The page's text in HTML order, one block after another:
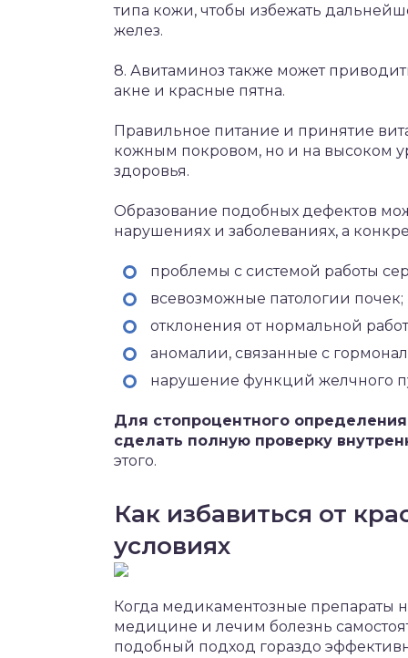
типа кожи, чтобы избежать
желез.
8. Авитаминоз также может
акне и красные пятна.
Правильное питание и принятие
кожным покровом, но и на высоком
здоровья.
Образование подобных дефектов
нарушениях и заболеваниях, а
проблемы с системой работы
всевозможные патологии почек;
отклонения от нормальной
аномалии, связанные с
нарушение функций желчного
Для стопроцентного
сделать полную проверку
этого.
Как избавиться от
условиях
Когда медикаментозные препараты
медицине и лечим болезнь
подобный подход гораздо